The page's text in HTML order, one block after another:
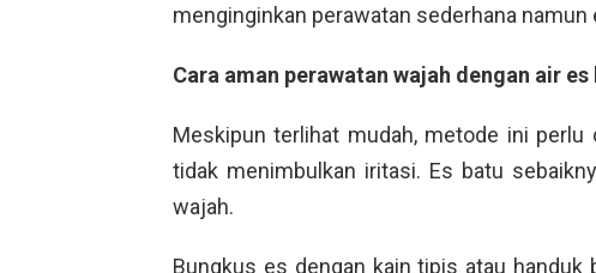
menginginkan perawatan sederhana
Cara aman perawatan wajah dengan air es
Meskipun terlihat mudah, metode ini perlu
tidak menimbulkan iritasi. Es batu
wajah.
Bungkus es dengan kain tipis atau